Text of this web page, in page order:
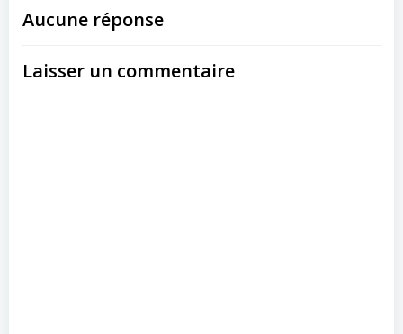
Aucune réponse
Laisser un commentaire